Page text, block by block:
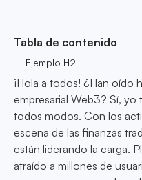
Tabla de contenido
Ejemplo H2
¡Hola a todos! ¿Han oído
empresarial Web3? Sí,
todos modos. Con los
escena de las finanzas
están liderando la carga.
atraído a millones de